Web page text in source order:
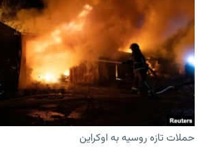
حملات تازه روسیه به اوکراین